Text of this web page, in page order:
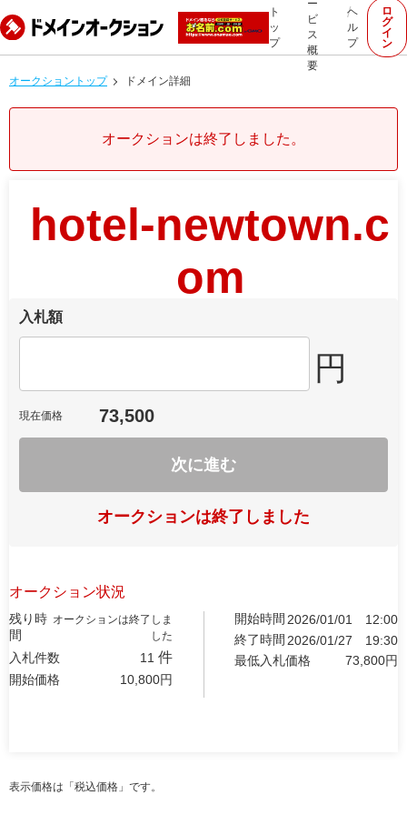
ト
ッ
プ
ー
ビ
ス
概
要
ヘ
ル
プ
ロ
グ
イ
ン
オークショントップ ドメイン詳細
オークションは終了しました。
hotel-newtown.c
om
入札額
円
現在価格 73,500
次に進む
オークションは終了しました
オークション状況
残り時
間
オークションは終了しま
した
入札件数 11 件
開始価格 10,800円
開始時間 2026/01/01
12:00
終了時間 2026/01/27
19:30
最低入札価格
73,800円
表示価格は「税込価格」です。